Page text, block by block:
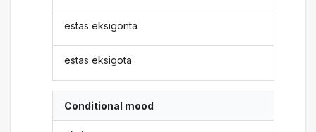
estas eksigonta
estas eksigota
Conditional mood